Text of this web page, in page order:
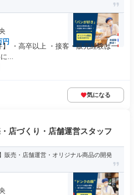
円
・高卒以上 ・接客・販売経験は一
...
気になる
店づくり・店舗運営スタッフ
販売・店舗運営・オリジナル商品の開発